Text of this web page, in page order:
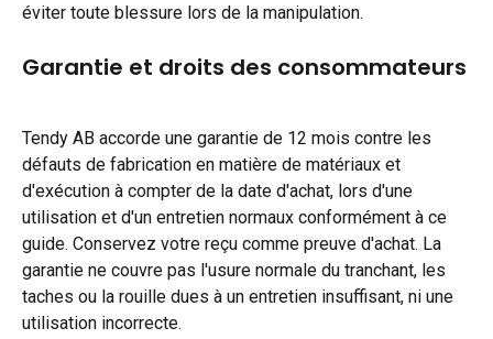
éviter toute blessure lors de la manipulation.
Garantie et droits des consommateurs
Tendy AB accorde une garantie de 12 mois contre les
défauts de fabrication en matière de matériaux et
d'exécution à compter de la date d'achat, lors d'une
utilisation et d'un entretien normaux conformément à ce
guide. Conservez votre reçu comme preuve d'achat. La
garantie ne couvre pas l'usure normale du tranchant, les
taches ou la rouille dues à un entretien insuffisant, ni une
utilisation incorrecte.